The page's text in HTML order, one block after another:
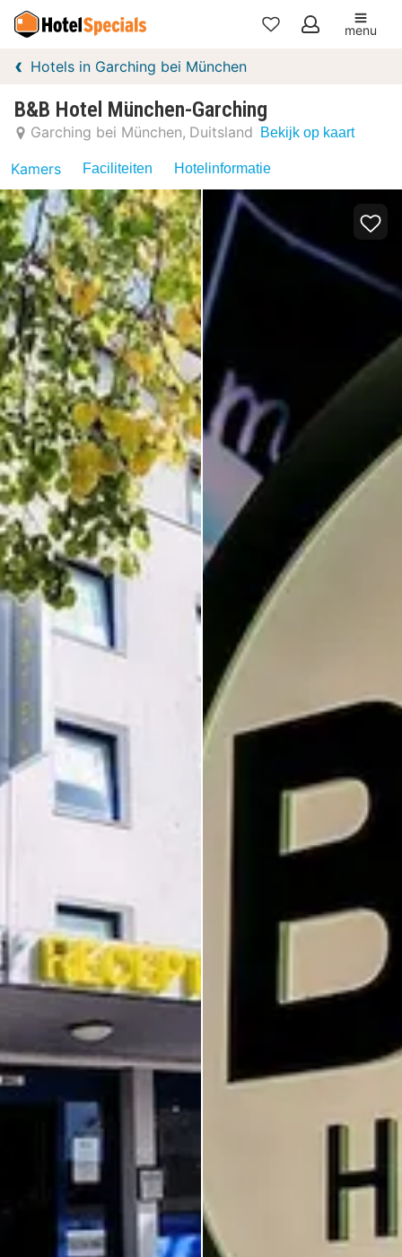
Mijn
menu
Hotels in Garching bei München
B&B Hotel München-Garching
Garching bei München Duitsland Bekijk op kaart
Kamers Faciliteiten Hotelinformatie